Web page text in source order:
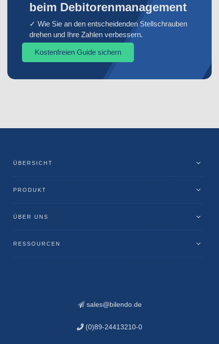
beim Debitorenmanagement
✓ Wie Sie an den entscheidenden Stellschrauben
drehen und Ihre Zahlen verbessern.
Kostenfreien Guide sichern
ÜBERSICHT
PRODUKT
ÜBER UNS
RESSOURCEN
sales@bilendo.de
(0)89-24413210-0